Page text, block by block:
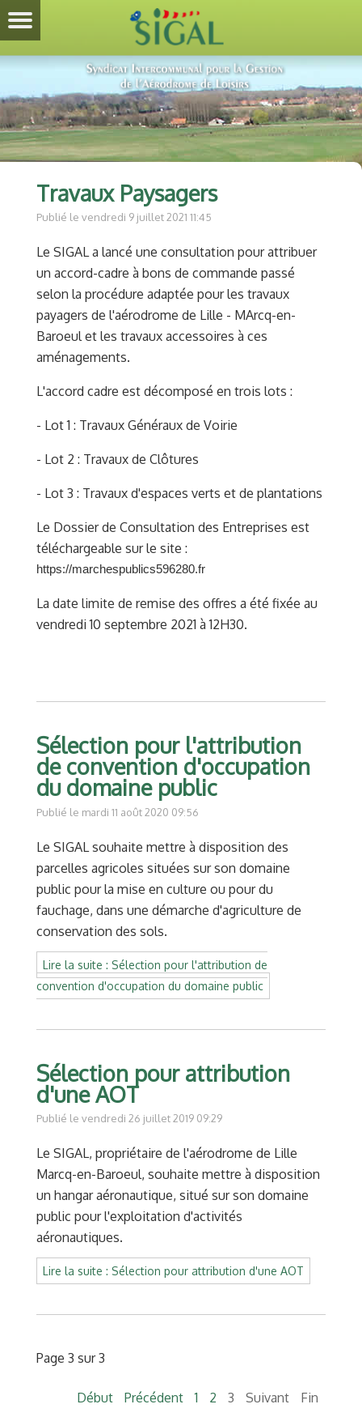
Travaux Paysagers
Publié le vendredi 9 juillet 2021 11:45
Le SIGAL a lancé une consultation pour attribuer
un accord-cadre à bons de commande passé
selon la procédure adaptée pour les travaux
payagers de l'aérodrome de Lille - MArcq-en-
Baroeul et les travaux accessoires à ces
aménagements.
L'accord cadre est décomposé en trois lots :
- Lot 1 : Travaux Généraux de Voirie
- Lot 2 : Travaux de Clôtures
- Lot 3 : Travaux d'espaces verts et de plantations
Le Dossier de Consultation des Entreprises est
téléchargeable sur le site :
https://marchespublics596280.fr
La date limite de remise des offres a été fixée au
vendredi 10 septembre 2021 à 12H30.
Sélection pour l'attribution
de convention d'occupation
du domaine public
Publié le mardi 11 août 2020 09:56
Le SIGAL souhaite mettre à disposition des
parcelles agricoles situées sur son domaine
public pour la mise en culture ou pour du
fauchage, dans une démarche d'agriculture de
conservation des sols.
Lire la suite : Sélection pour l'attribution de
convention d'occupation du domaine public
Sélection pour attribution
d'une AOT
Publié le vendredi 26 juillet 2019 09:29
Le SIGAL, propriétaire de l'aérodrome de Lille
Marcq-en-Baroeul, souhaite mettre à disposition
un hangar aéronautique, situé sur son domaine
public pour l'exploitation d'activités
aéronautiques.
Lire la suite : Sélection pour attribution d'une AOT
Page 3 sur 3
Début Précédent 1 2 3 Suivant Fin